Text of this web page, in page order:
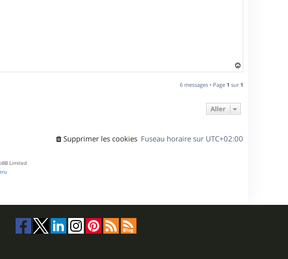
a
t
6 messages • Page 1 sur 1
Aller
Fuseau horaire sur UTC+02:00
Supprimer les cookies
Limited